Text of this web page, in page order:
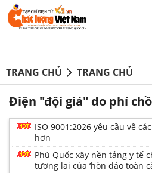
TRANG CHỦ TRANG CHỦ
Điện "đội giá" do phí
ISO 9001:2026 yêu cầu về
hơn
Phú Quốc xây nền tảng y tế
tương lai của ‘hòn đảo toàn